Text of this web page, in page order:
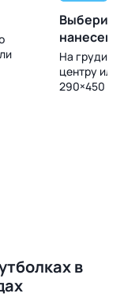
На груди,
центру
290×450
в